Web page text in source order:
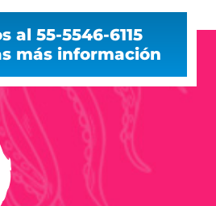
al 55-5546-6115
más información